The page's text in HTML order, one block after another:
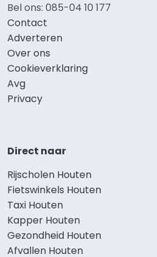
Bel ons: 085-04 10 177
Contact
Adverteren
Over ons
Cookieverklaring
Avg
Privacy
Direct naar
Rijscholen Houten
Fietswinkels Houten
Taxi Houten
Kapper Houten
Gezondheid Houten
Afvallen Houten